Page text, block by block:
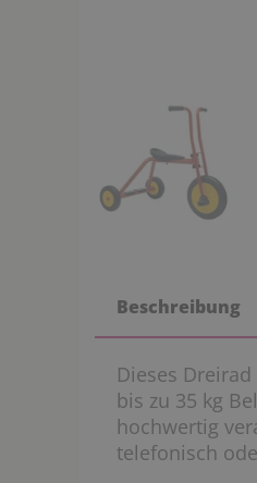
Beschreibung
Dieses
bis zu 35 kg
hochwertig
telefonisch